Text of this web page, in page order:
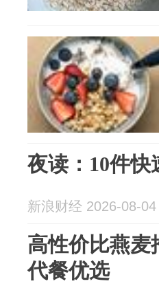
夜读：10件
新浪财经 2026-08-04
高性价比燕麦
代餐优选